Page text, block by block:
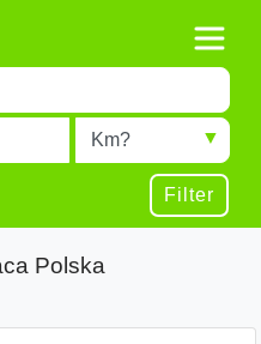
Radius
Filter
Polska